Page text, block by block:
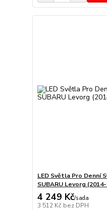
LED Světla Pro Denní
SUBARU Levorg
4 249 Kč/sada
3 512 Kč bez DPH